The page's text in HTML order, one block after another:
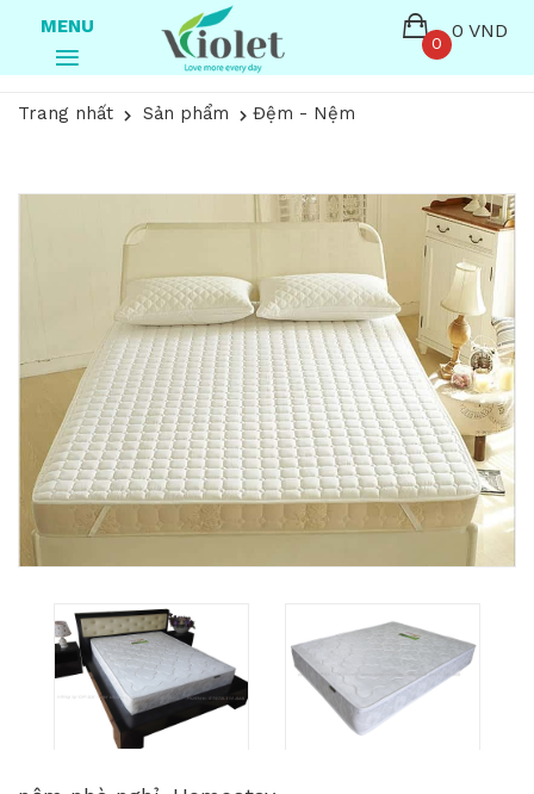
MENU
0
0 VND
Trang nhất Sản phẩm Đệm - Nệm